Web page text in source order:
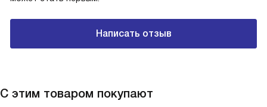
Написать отзыв
С этим товаром покупают